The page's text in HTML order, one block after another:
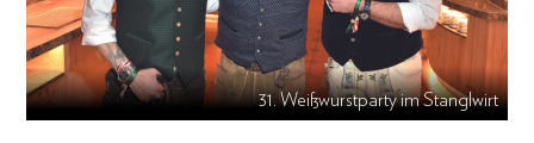
31. Weißwurstparty im Stanglwirt